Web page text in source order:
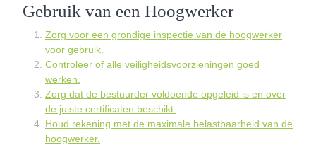
Gebruik van een Hoogwerker
Zorg voor een grondige inspectie van de hoogwerker
voor gebruik.
Controleer of alle veiligheidsvoorzieningen goed
werken.
Zorg dat de bestuurder voldoende opgeleid is en over
de juiste certificaten beschikt.
Houd rekening met de maximale belastbaarheid van de
hoogwerker.